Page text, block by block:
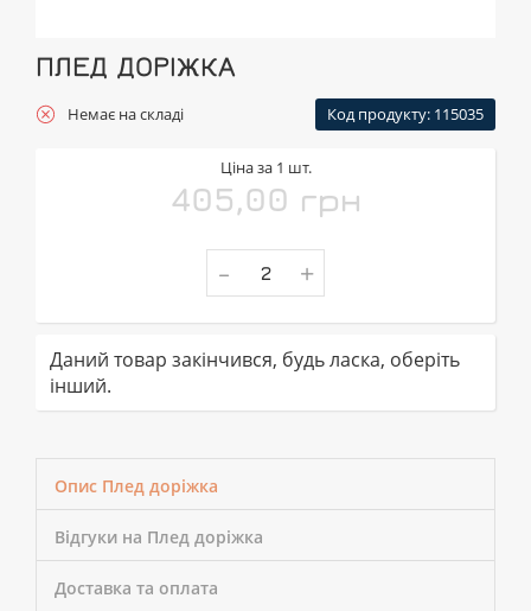
ПЛЕД ДОРІЖКА
Немає на складі Код продукту: 115035
Ціна за 1 шт.
405,00 грн
- +
Даний товар закінчився, будь ласка, оберіть
інший.
Опис Плед доріжка
Відгуки на Плед доріжка
Доставка та оплата